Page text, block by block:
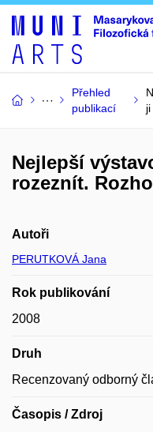
Přehled
publikací
Nejlepší
rozeznít.
Autoři
PERUTKOVÁ Jana
Rok publikování
2008
Druh
Recenzovaný odborný
Časopis / Zdroj